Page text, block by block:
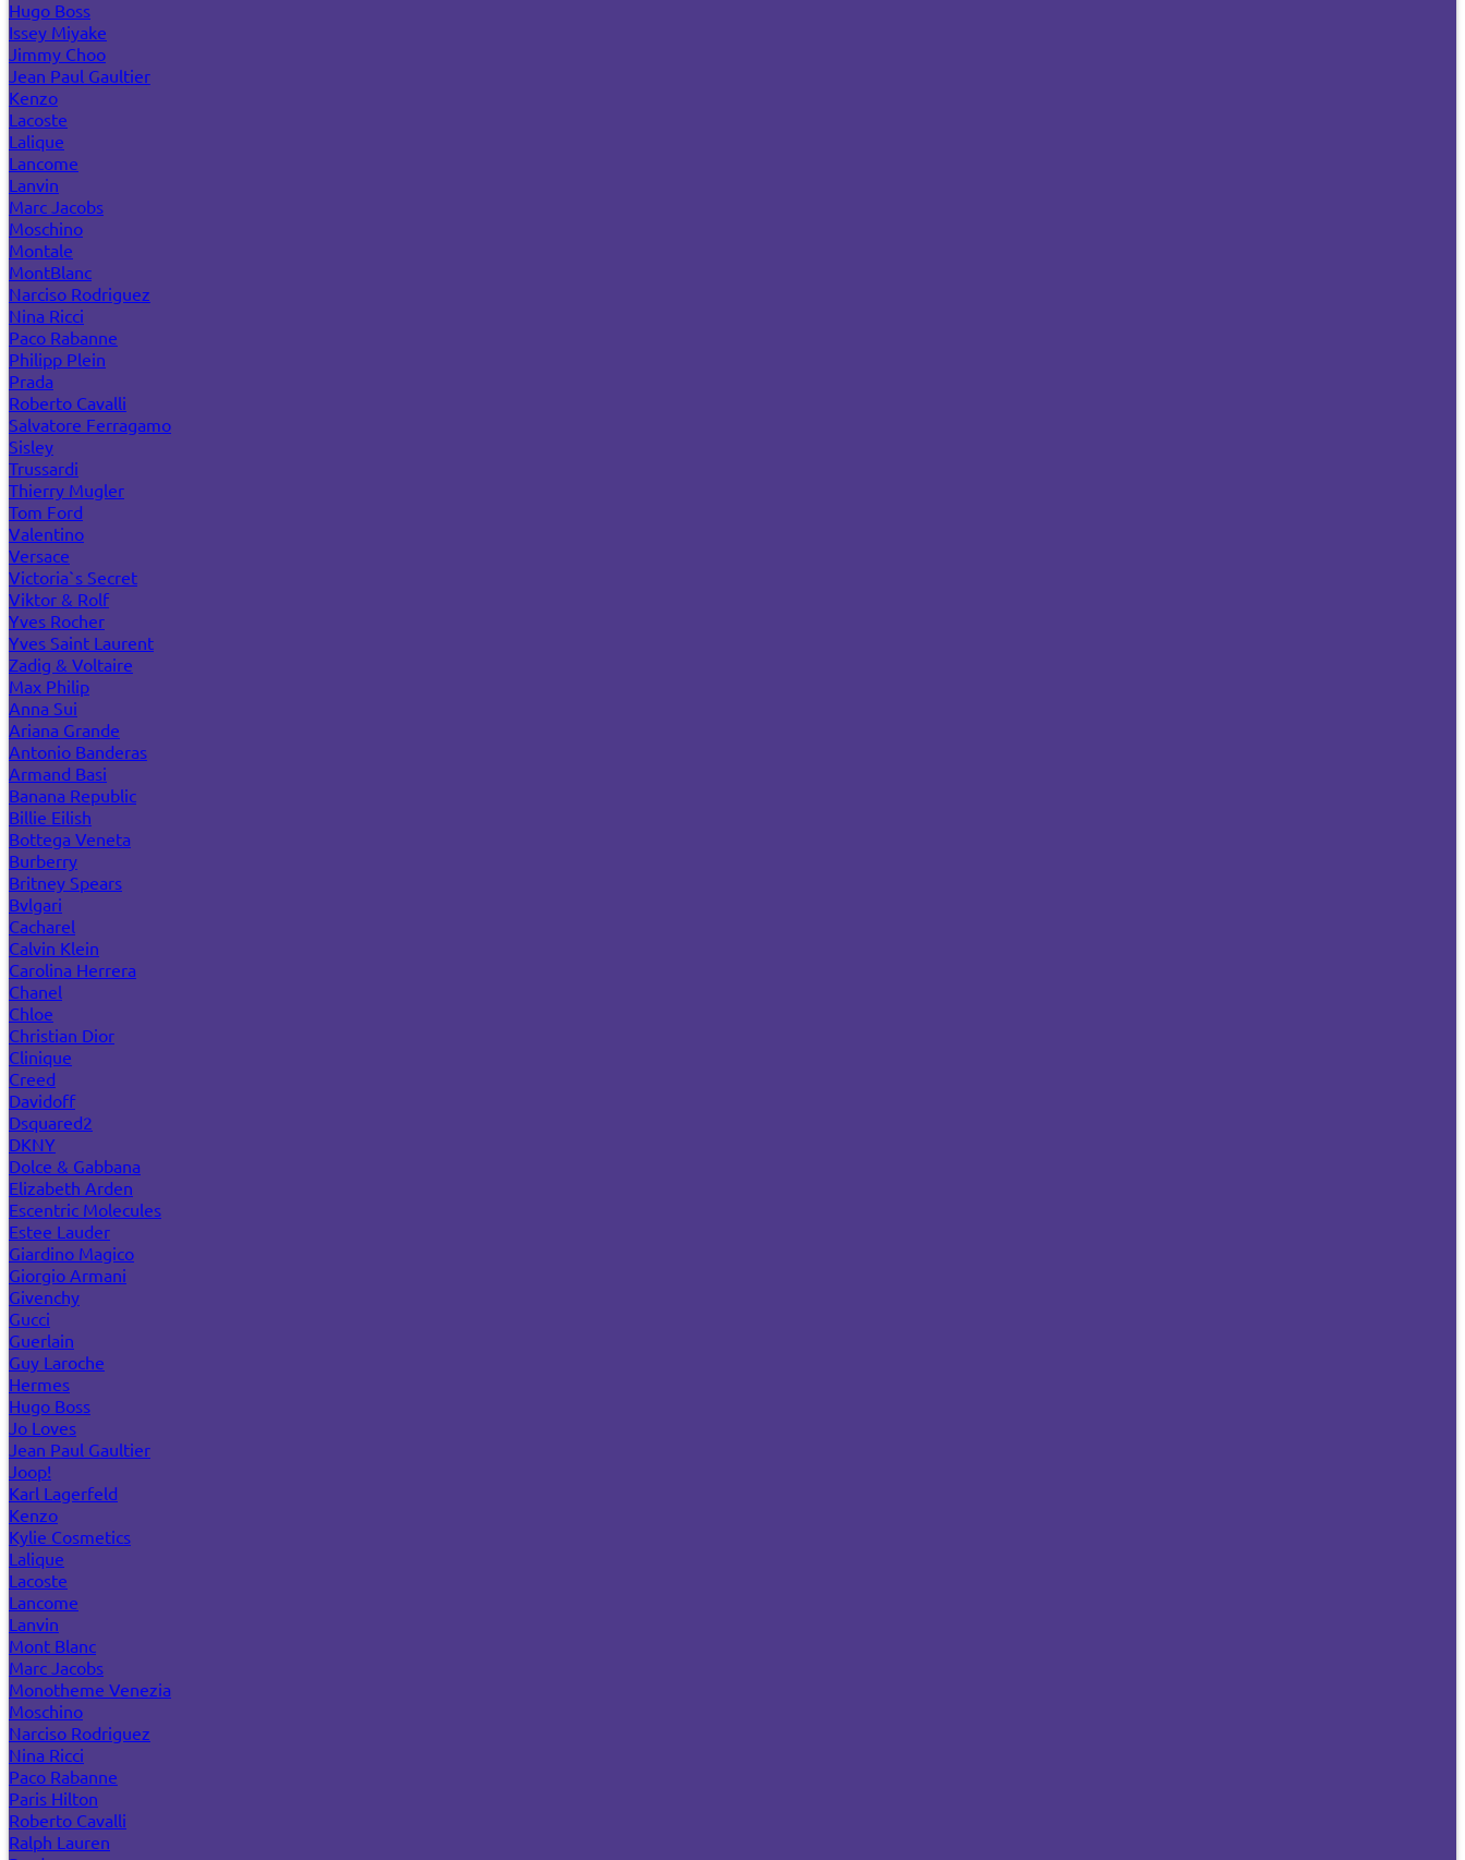
Hugo Boss
Issey Miyake
Jimmy Choo
Jean Paul Gaultier
Kenzo
Lacoste
Lalique
Lancome
Lanvin
Marc Jacobs
Moschino
Montale
MontBlanc
Narciso Rodriguez
Nina Ricci
Paco Rabanne
Philipp Plein
Prada
Roberto Cavalli
Salvatore Ferragamo
Sisley
Trussardi
Thierry Mugler
Tom Ford
Valentino
Versace
Victoria`s Secret
Viktor & Rolf
Yves Rocher
Yves Saint Laurent
Zadig & Voltaire
Max Philip
Anna Sui
Ariana Grande
Antonio Banderas
Armand Basi
Banana Republic
Billie Eilish
Bottega Veneta
Burberry
Britney Spears
Bvlgari
Cacharel
Calvin Klein
Carolina Herrera
Chanel
Chloe
Christian Dior
Clinique
Creed
Davidoff
Dsquared2
DKNY
Dolce & Gabbana
Elizabeth Arden
Escentric Molecules
Estee Lauder
Giardino Magico
Giorgio Armani
Givenchy
Gucci
Guerlain
Guy Laroche
Hermes
Hugo Boss
Jo Loves
Jean Paul Gaultier
Joop!
Karl Lagerfeld
Kenzo
Kylie Cosmetics
Lalique
Lacoste
Lancome
Lanvin
Mont Blanc
Marc Jacobs
Monotheme Venezia
Moschino
Narciso Rodriguez
Nina Ricci
Paco Rabanne
Paris Hilton
Roberto Cavalli
Ralph Lauren